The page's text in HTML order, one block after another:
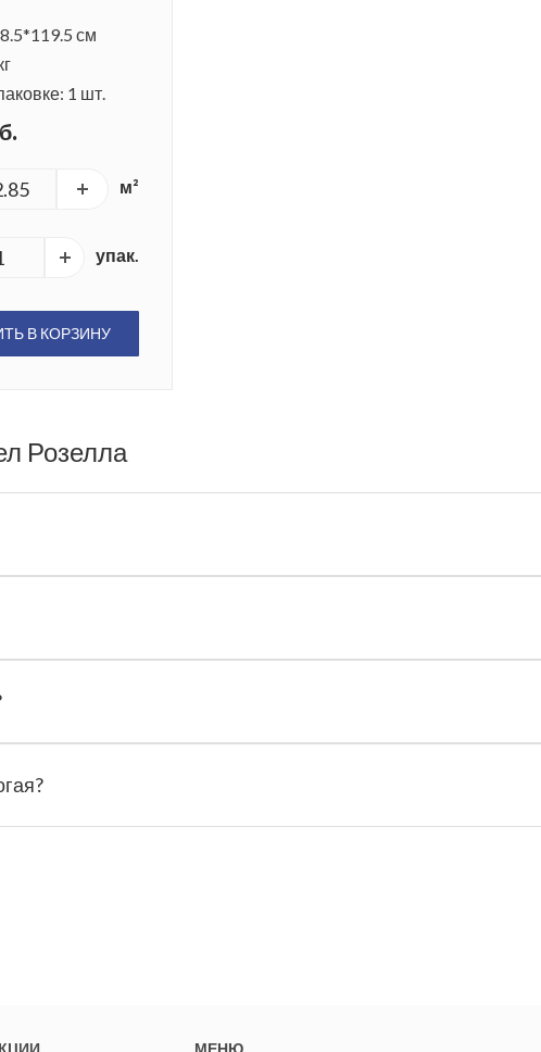
см
1 шт.
м²
упак.
В КОРЗИНУ
Розелла